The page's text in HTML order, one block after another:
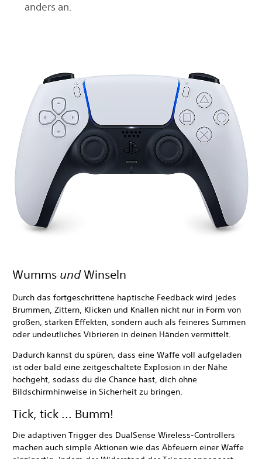
anders an.
Wumms undWinseln
Durch das fortgeschrittene haptische Feedback wird jedes
Brummen, Zittern, Klicken und Knallen nicht nur in Form von
großen, starken Effekten, sondern auch als feineres Summen
oder undeutliches Vibrieren in deinen Händen vermittelt.
Dadurch kannst du spüren, dass eine Waffe voll aufgeladen
ist oder bald eine zeitgeschaltete Explosion in der Nähe
hochgeht, sodass du die Chance hast, dich ohne
Bildschirmhinweise in Sicherheit zu bringen.
Tick, tick ... Bumm!
Die adaptiven Trigger des DualSense Wireless-Controllers
machen auch simple Aktionen wie das Abfeuern einer Waffe